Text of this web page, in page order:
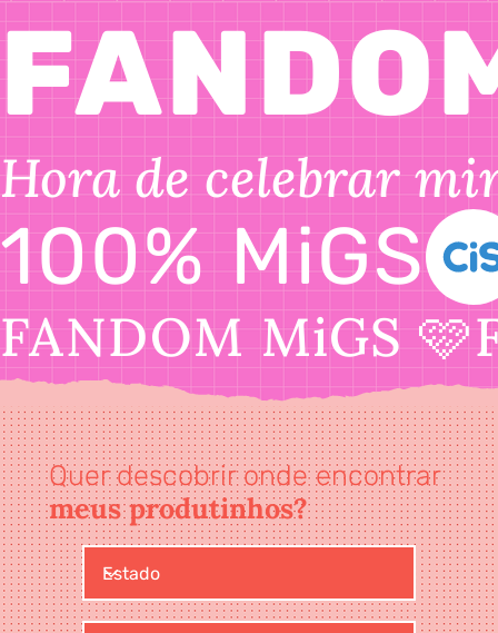
Hora de celebrar
100% MiGS
FANDOM MiGS 🩷
Quer descobrir onde encontrar
meus produtinhos?